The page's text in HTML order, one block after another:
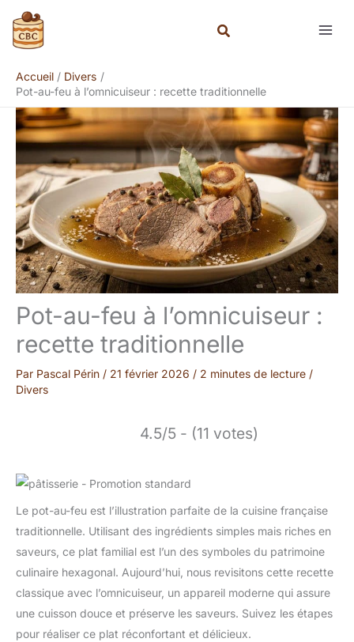
contenu
Accueil
Divers
Pot-au-feu à l’omnicuiseur : recette traditionnelle
Pot-au-feu à l’omnicuiseur :
recette traditionnelle
Par Pascal Périn / 21 février 2026 / 2 minutes de lecture /
Divers
4.5/5 - (11 votes)
Le pot-au-feu est l’illustration parfaite de la cuisine française
traditionnelle. Utilisant des ingrédients simples mais riches en
saveurs, ce plat familial est l’un des symboles du patrimoine
culinaire hexagonal. Aujourd’hui, nous revisitons cette recette
classique avec l’omnicuiseur, un appareil moderne qui assure
une cuisson douce et préserve les saveurs. Suivez les étapes
pour réaliser ce plat réconfortant et délicieux.
Rechercher